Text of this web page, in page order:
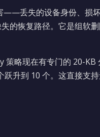
——丢失的设备身份、损
的恢复路径。它是组软
策略现在有专门的 20-
跃升到 10 个。这直接